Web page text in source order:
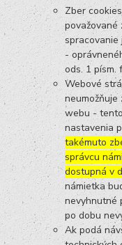
Zber
považované
-
ods. 1 písm.
Webové
webu -
nastavenia
takémuto
správcu
dostupná v
námietka
nevyhnutné
po dobu
Ak podá